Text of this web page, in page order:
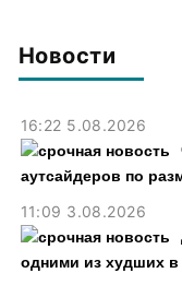
Новости
16:22 5.08.2026
аутсайдеров по
11:09 3.08.2026
одними из худших